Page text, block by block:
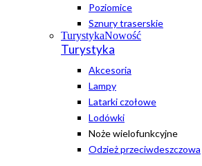
Poziomice
Sznury traserskie
TurystykaNowość
Turystyka
Akcesoria
Lampy
Latarki czołowe
Lodówki
Noże wielofunkcyjne
Odzież przeciwdeszczowa